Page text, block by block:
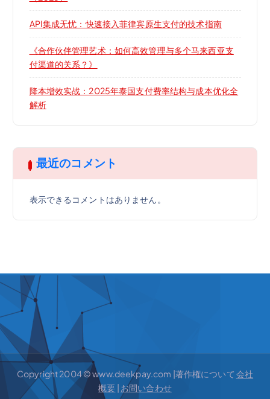
API集成无忧：快速接入菲律宾原生支付的技术指南
《合作伙伴管理艺术：如何高效管理与多个马来西亚支
付渠道的关系？》
降本增效实战：2025年泰国支付费率结构与成本优化全
解析
最近のコメント
表示できるコメントはありません。
Copyright 2004 © www.deekpay.com |著作権について 会社
概要 | お問い合わせ